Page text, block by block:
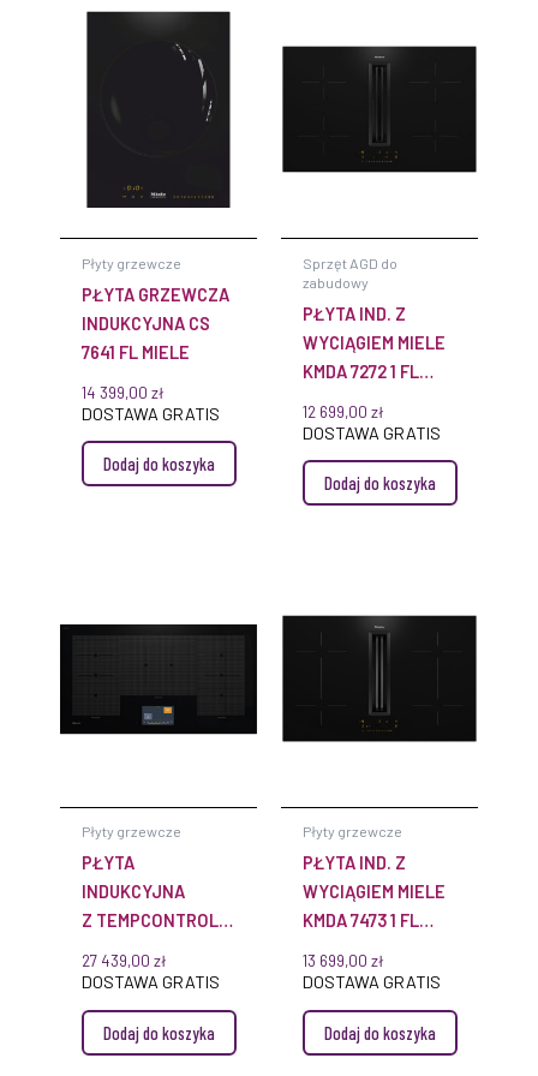
Płyty grzewcze
PŁYTA GRZEWCZA
INDUKCYJNA CS
7641 FL MIELE
14 399,00 zł
DOSTAWA GRATIS
Dodaj do koszyka
Sprzęt AGD do
zabudowy
PŁYTA IND. Z
WYCIĄGIEM MIELE
KMDA 7272 1 FL
12 699,00 zł
DOSTAWA GRATIS
Dodaj do koszyka
Płyty grzewcze
PŁYTA
INDUKCYJNA
Z TEMPCONTROL
27 439,00 zł
DOSTAWA GRATIS
Dodaj do koszyka
Płyty grzewcze
PŁYTA IND. Z
WYCIĄGIEM MIELE
KMDA 7473 1 FL
13 699,00 zł
DOSTAWA GRATIS
Dodaj do koszyka